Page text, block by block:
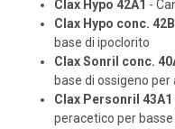
Clax Hypo 42A1 -
Clax Hypo conc.
base di ipoclorito
Clax Sonril conc.
base di ossigeno
Clax Personril 43A1
peracetico per